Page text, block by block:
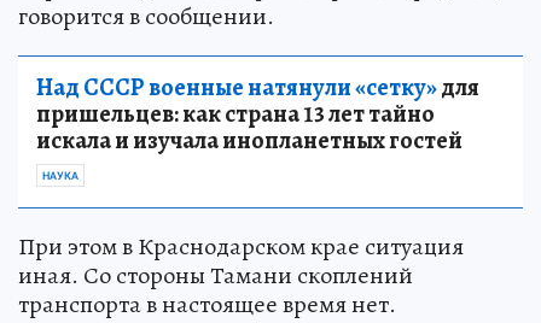
говорится в сообщении.
Над СССР военные натянули «сетку»для
пришельцев: как страна 13 лет тайно
искала и изучала инопланетных гостей
НАУКА
При этом в Краснодарском крае ситуация
иная. Со стороны Тамани скоплений
транспорта в настоящее время нет.